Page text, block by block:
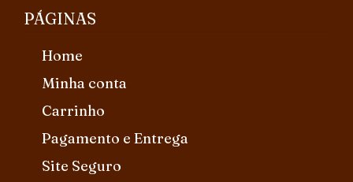
PÁGINAS
Home
Minha conta
Carrinho
Pagamento e Entrega
Site Seguro